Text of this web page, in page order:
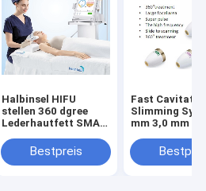
Halbinsel HIFU
stellen 360 dgree
Lederhautfett SMAS
mit 5 Ultraschall-
Spitzen gegenüber
Bestpreis
Fast
Slimming
mm 3,0 mm